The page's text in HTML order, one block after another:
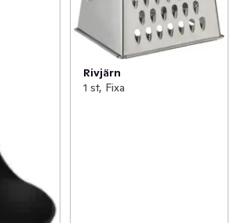
Rivjärn
1 st, Fixa